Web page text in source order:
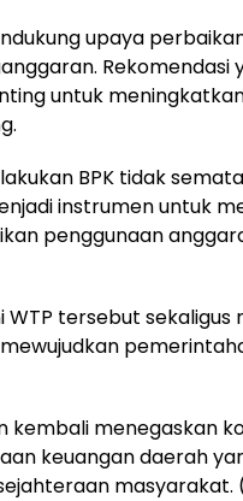
upaya
Rekomendasi
untuk
BPK tidak
instrumen untuk
penggunaan
tersebut
kembali menegaskan
keuangan daerah
masyarakat.